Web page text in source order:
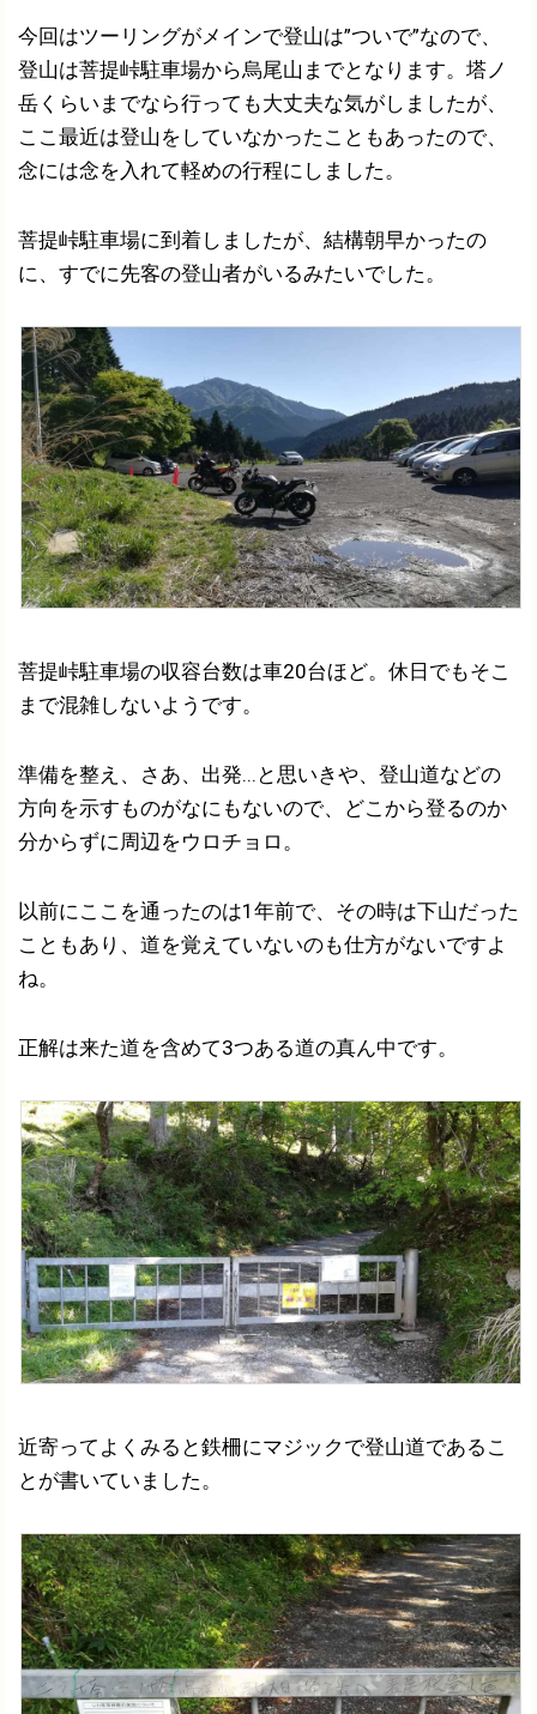
今回はツーリングがメインで登山は”ついで”なので、
登山は菩提峠駐車場から烏尾山までとなります。塔ノ
岳くらいまでなら行っても大丈夫な気がしましたが、
ここ最近は登山をしていなかったこともあったので、
念には念を入れて軽めの行程にしました。
菩提峠駐車場に到着しましたが、結構朝早かったの
に、すでに先客の登山者がいるみたいでした。
菩提峠駐車場の収容台数は車20台ほど。休日でもそこ
まで混雑しないようです。
準備を整え、さあ、出発...と思いきや、登山道などの
方向を示すものがなにもないので、どこから登るのか
分からずに周辺をウロチョロ。
以前にここを通ったのは1年前で、その時は下山だった
こともあり、道を覚えていないのも仕方がないですよ
ね。
正解は来た道を含めて3つある道の真ん中です。
近寄ってよくみると鉄柵にマジックで登山道であるこ
とが書いていました。